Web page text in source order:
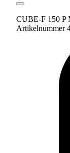
CUBE-F 150 P
Artikelnummer